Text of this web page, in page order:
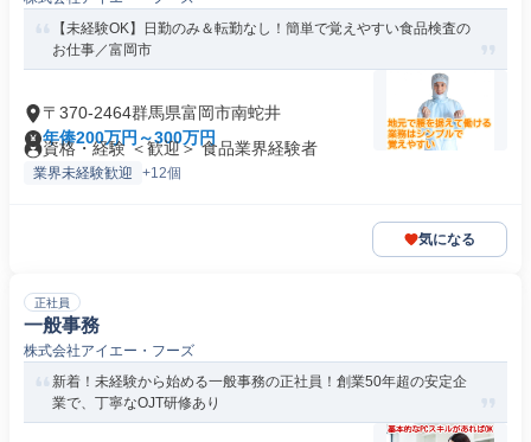
【未経験OK】日勤のみ＆転勤なし！簡単で覚えやすい食品検査の
お仕事／富岡市
〒370-2464群馬県富岡市南蛇井
年俸200万円～300万円
資格・経験 ＜歓迎＞ 食品業界経験者
業界未経験歓迎 +12個
気になる
正社員
一般事務
株式会社アイエー・フーズ
新着！未経験から始める一般事務の正社員！創業50年超の安定企
業で、丁寧なOJT研修あり